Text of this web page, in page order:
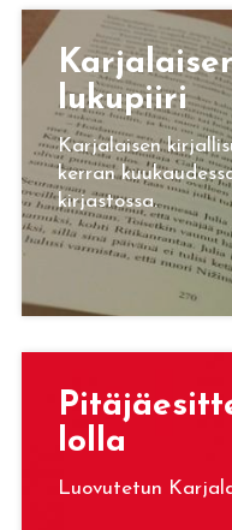
lu­ku­pii­ri
Karjalaisen
kerran
kirjastossa.
lol­la
Luovutetun